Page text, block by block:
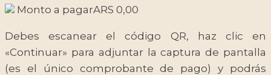
Monto a pagarARS 0,00
Debes escanear el código QR, haz clic en
«Continuar» para adjuntar la captura de pantalla
(es el único comprobante de pago) y podrás